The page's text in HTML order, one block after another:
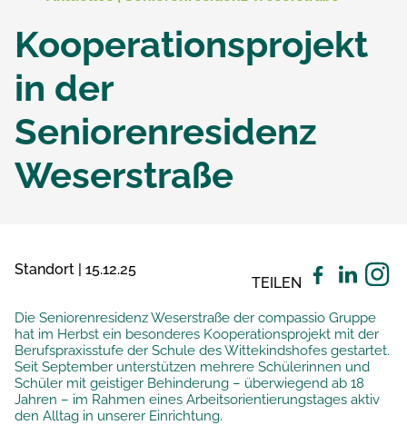
Kooperationsprojekt
in der
Seniorenresidenz
Weserstraße
Standort | 15.12.25
TEILEN
Die Seniorenresidenz Weserstraße der compassio Gruppe
hat im Herbst ein besonderes Kooperationsprojekt mit der
Berufspraxisstufe der Schule des Wittekindshofes gestartet.
Seit September unterstützen mehrere Schülerinnen und
Schüler mit geistiger Behinderung – überwiegend ab 18
Jahren – im Rahmen eines Arbeitsorientierungstages aktiv
den Alltag in unserer Einrichtung.